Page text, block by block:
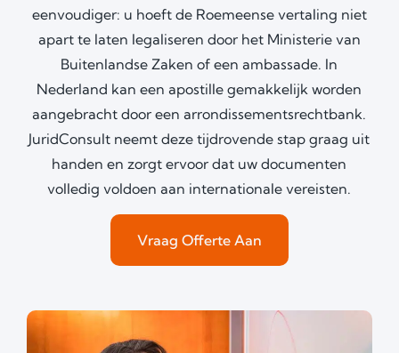
eenvoudiger: u hoeft de Roemeense vertaling niet
apart te laten legaliseren door het Ministerie van
Buitenlandse Zaken of een ambassade. In
Nederland kan een apostille gemakkelijk worden
aangebracht door een arrondissementsrechtbank.
JuridConsult neemt deze tijdrovende stap graag uit
handen en zorgt ervoor dat uw documenten
volledig voldoen aan internationale vereisten.
Vraag Offerte Aan